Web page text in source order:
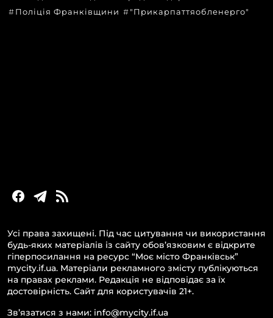
Поліція Франківщини
"Прикарпаттяобленерго"
Усі права захищені. Під час цитування чи використання
будь-яких матеріалів із сайту обов’язковим є відкрите
гіперпосилання на ресурс “Моє місто Франківськ”
mycity.if.ua. Матеріали рекламного змісту публікуються
на правах реклами. Редакція не відповідає за їх
достовірність. Сайт для користувачів 21+.
Зв’язатися з нами: info@mycity.if.ua